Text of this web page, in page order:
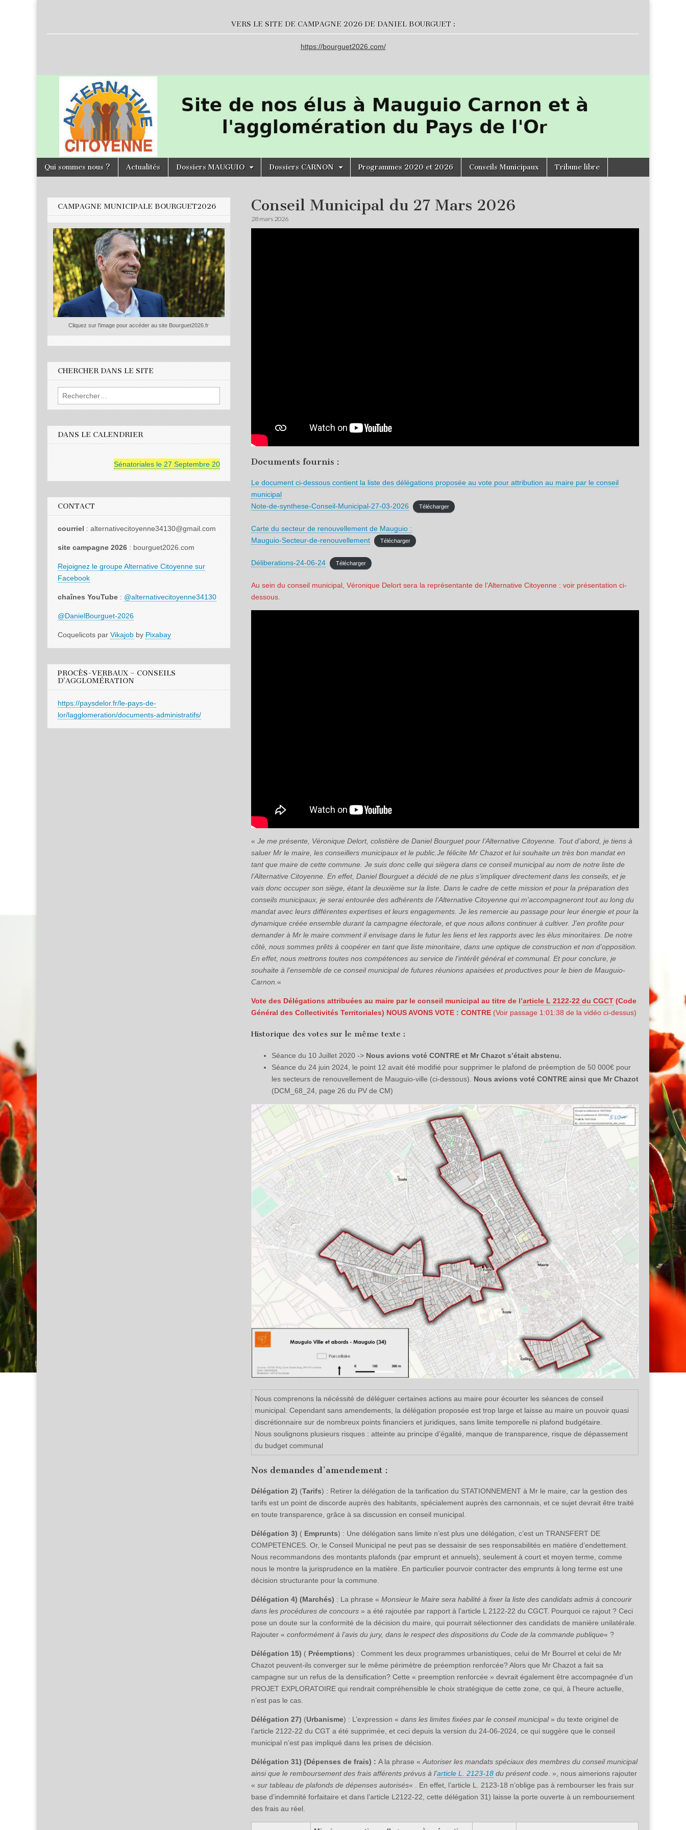
L'Alternative VERS LE SITE DE CAMPAGNE 2026 DE DANIEL BOURGUET :
https://bourguet2026.com/
Main menu
Skip to content
Qui sommes nous ? Actualités Dossiers MAUGUIO Dossiers CARNON Programmes 2020 et 2026 Conseils Municipaux Tribune libre
Conseil Municipal du 27 Mars 2026
28 mars 2026
Documents fournis :
Le document ci-dessous contient la liste des délégations proposée au vote pour attribution au maire par le conseil
municipal
Note-de-synthese-Conseil-Municipal-27-03-2026
Télécharger
Carte du secteur de renouvellement de Mauguio :
Mauguio-Secteur-de-renouvellement
Télécharger
Déliberations-24-06-24 Télécharger
Au sein du conseil municipal, Véronique Delort sera la représentante de l’Alternative Citoyenne : voir présentation ci-
dessous.
«Je me présente, Véronique Delort, colistière de Daniel Bourguet pour l’Alternative Citoyenne. Tout d’abord, je tiens à
saluer Mr le maire, les conseillers municipaux et le public.Je félicite Mr Chazot et lui souhaite un très bon mandat en
tant que maire de cette commune. Je suis donc celle qui siègera dans ce conseil municipal au nom de notre liste de
l’Alternative Citoyenne. En effet, Daniel Bourguet a décidé de ne plus s’impliquer directement dans les conseils, et je
vais donc occuper son siège, étant la deuxième sur la liste. Dans le cadre de cette mission et pour la préparation des
conseils municipaux, je serai entourée des adhérents de l’Alternative Citoyenne qui m’accompagneront tout au long du
mandat avec leurs différentes expertises et leurs engagements. Je les remercie au passage pour leur énergie et pour la
dynamique créée ensemble durant la campagne électorale, et que nous allons continuer à cultiver. J’en profite pour
demander à Mr le maire comment il envisage dans le futur les liens et les rapports avec les élus minoritaires. De notre
côté, nous sommes prêts à coopérer en tant que liste minoritaire, dans une optique de construction et non d’opposition.
En effet, nous mettrons toutes nos compétences au service de l’intérêt général et communal. Et pour conclure, je
souhaite à l’ensemble de ce conseil municipal de futures réunions apaisées et productives pour le bien de Mauguio-
Carnon.«
Vote des Délégations attribuées au maire par le conseil municipal au titre de l’article L 2122-22 du CGCT (Code
Général des Collectivités Territoriales) NOUS AVONS VOTE : CONTRE (Voir passage 1:01:38 de la vidéo ci-dessus)
Historique des votes sur le même texte :
Séance du 10 Juillet 2020 -> Nous avions voté CONTRE et Mr Chazot s’était abstenu.
Séance du 24 juin 2024, le point 12 avait été modifié pour supprimer le plafond de préemption de 50 000€ pour
les secteurs de renouvellement de Mauguio-ville (ci-dessous). Nous avions voté CONTRE ainsi que Mr Chazot
(DCM_68_24, page 26 du PV de CM)
Nous comprenons la nécéssité de déléguer certaines actions au maire pour écourter les séances de conseil
municipal. Cependant sans amendements, la délégation proposée est trop large et laisse au maire un pouvoir quasi
discrétionnaire sur de nombreux points financiers et juridiques, sans limite temporelle ni plafond budgétaire.
Nous soulignons plusieurs risques : atteinte au principe d’égalité, manque de transparence, risque de dépassement
du budget communal
Nos demandes d’amendement :
Délégation 2) (Tarifs) : Retirer la délégation de la tarification du STATIONNEMENT à Mr le maire, car la gestion des
tarifs est un point de discorde auprès des habitants, spécialement auprès des carnonnais, et ce sujet devrait être traité
en toute transparence, grâce à sa discussion en conseil municipal.
Délégation 3) ( Emprunts) : Une délégation sans limite n’est plus une délégation, c’est un TRANSFERT DE
COMPETENCES. Or, le Conseil Municipal ne peut pas se dessaisir de ses responsabilités en matière d’endettement.
Nous recommandons des montants plafonds (par emprunt et annuels), seulement à court et moyen terme, comme
nous le montre la jurisprudence en la matière. En particulier pourvoir contracter des emprunts à long terme est une
décision structurante pour la commune.
Délégation 4) (Marchés) : La phrase «Monsieur le Maire sera habilité à fixer la liste des candidats admis à concourir
dans les procédures de concours » a été rajoutée par rapport à l’article L 2122-22 du CGCT. Pourquoi ce rajout ? Ceci
pose un doute sur la conformité de la décision du maire, qui pourrait sélectionner des candidats de manière unilatérale.
Rajouter «conformément à l’avis du jury, dans le respect des dispositions du Code de la commande publique« ?
Délégation 15) ( Préemptions) : Comment les deux programmes urbanistiques, celui de Mr Bourrel et celui de Mr
Chazot peuvent-ils converger sur le même périmètre de préemption renforcée? Alors que Mr Chazot a fait sa
campagne sur un refus de la densification? Cette « preemption renforcée » devrait également être accompagnée d’un
PROJET EXPLORATOIRE qui rendrait compréhensible le choix stratégique de cette zone, ce qui, à l’heure actuelle,
n’est pas le cas.
Délégation 27) (Urbanisme) : L’expression «dans les limites fixées par le conseil municipal» du texte originel de
l’article 2122-22 du CGT a été supprimée, et ceci depuis la version du 24-06-2024, ce qui suggère que le conseil
municipal n’est pas impliqué dans les prises de décision.
Délégation 31) (Dépenses de frais) :A la phrase «Autoriser les mandats spéciaux des membres du conseil municipal
ainsi que le remboursement des frais afférents prévus à l’article L. 2123-18 du présent code. », nous aimerions rajouter
«sur tableau de plafonds de dépenses autorisés« . En effet, l’article L. 2123-18 n’oblige pas à rembourser les frais sur
base d’indemnité forfaitaire et dans l’article L2122-22, cette délégation 31) laisse la porte ouverte à un remboursement
des frais au réel.
CAMPAGNE MUNICIPALE BOURGUET2026
Cliquez sur l'image pour accéder au site Bourguet2026.fr
CHERCHER DANS LE SITE
Rechercher :
DANS LE CALENDRIER
Sénatoriales le 27 Septembre 2026
CONTACT
courriel : alternativecitoyenne34130@gmail.com
site campagne 2026 : bourguet2026.com
Rejoignez le groupe Alternative Citoyenne sur
Facebook
chaînes YouTube : @alternativecitoyenne34130
@DanielBourguet-2026
Coquelicots par Vikajob by Pixabay
PROCÈS-VERBAUX – CONSEILS
D’AGGLOMÉRATION
https://paysdelor.fr/le-pays-de-
lor/lagglomeration/documents-administratifs/